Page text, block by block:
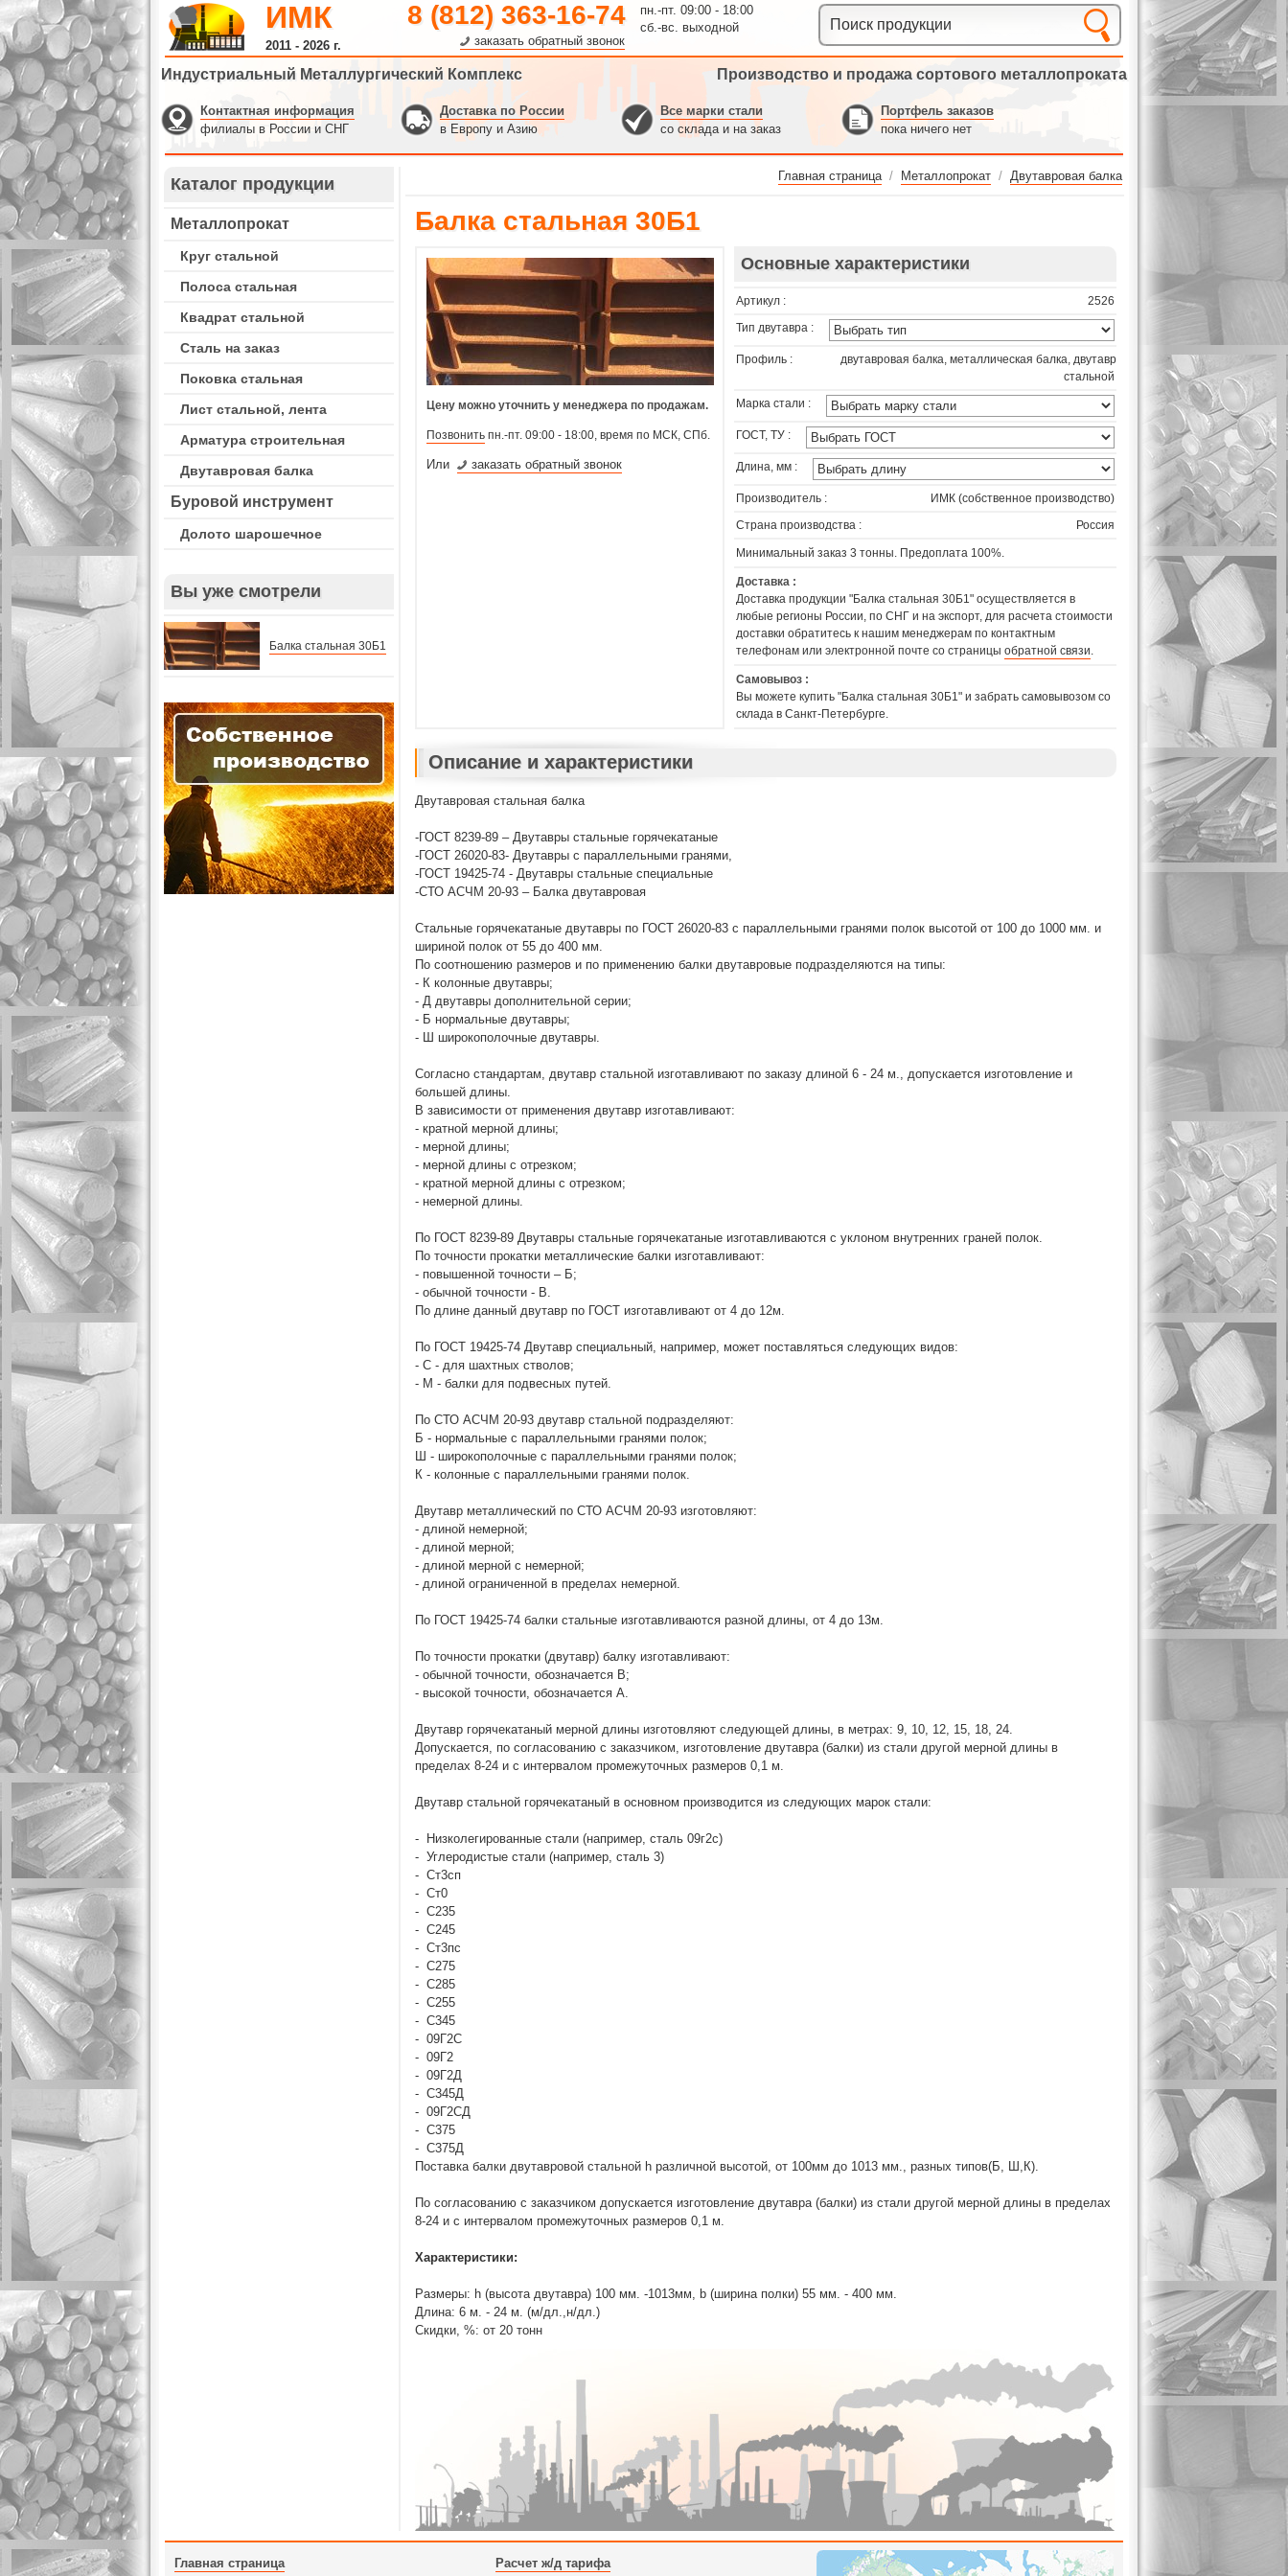
ИМК
2011 - 2026 г.
8 (812) 363-16-74
заказать обратный звонок
пн.-пт. 09:00 - 18:00
сб.-вс. выходной
Индустриальный Металлургический Комплекс Производство и продажа сортового металлопроката
Контактная информация
филиалы в России и СНГ
Доставка по России
в Европу и Азию
Все марки стали
со склада и на заказ
Портфель заказов
пока ничего нет
Каталог продукции
Металлопрокат
Круг стальной
Полоса стальная
Квадрат стальной
Сталь на заказ
Поковка стальная
Лист стальной, лента
Арматура строительная
Двутавровая балка
Буровой инструмент
Долото шарошечное
Вы уже смотрели
Балка стальная 30Б1
Главная страница / Металлопрокат / Двутавровая балка
Балка стальная 30Б1
Цену можно уточнить у менеджера по продажам.
Позвонить пн.-пт. 09:00 - 18:00, время по МСК, СПб.
Или заказать обратный звонок
Основные характеристики
Артикул :
2526
Тип двутавра :
Профиль :
двутавровая балка, металлическая балка, двутавр
стальной
Марка стали :
ГОСТ, ТУ :
Длина, мм :
Производитель :
ИМК (собственное производство)
Страна производства :
Россия
Минимальный заказ 3 тонны. Предоплата 100%.
Доставка :
Доставка продукции "Балка стальная 30Б1" осуществляется в
любые регионы России, по СНГ и на экспорт, для расчета стоимости
доставки обратитесь к нашим менеджерам по контактным
телефонам или электронной почте со страницы обратной связи.
Самовывоз :
Вы можете купить "Балка стальная 30Б1" и забрать самовывозом со
склада в Санкт-Петербурге.
Описание и характеристики
Двутавровая стальная балка
-ГОСТ 8239-89 – Двутавры стальные горячекатаные
-ГОСТ 26020-83- Двутавры с параллельными гранями,
-ГОСТ 19425-74 - Двутавры стальные специальные
-СТО АСЧМ 20-93 – Балка двутавровая
Стальные горячекатаные двутавры по ГОСТ 26020-83 с параллельными гранями полок высотой от 100 до 1000 мм. и
шириной полок от 55 до 400 мм.
По соотношению размеров и по применению балки двутавровые подразделяются на типы:
- К колонные двутавры;
- Д двутавры дополнительной серии;
- Б нормальные двутавры;
- Ш широкополочные двутавры.
Согласно стандартам, двутавр стальной изготавливают по заказу длиной 6 - 24 м., допускается изготовление и
большей длины.
В зависимости от применения двутавр изготавливают:
- кратной мерной длины;
- мерной длины;
- мерной длины с отрезком;
- кратной мерной длины с отрезком;
- немерной длины.
По ГОСТ 8239-89 Двутавры стальные горячекатаные изготавливаются с уклоном внутренних граней полок.
По точности прокатки металлические балки изготавливают:
- повышенной точности – Б;
- обычной точности - В.
По длине данный двутавр по ГОСТ изготавливают от 4 до 12м.
По ГОСТ 19425-74 Двутавр специальный, например, может поставляться следующих видов:
- С - для шахтных стволов;
- М - балки для подвесных путей.
По СТО АСЧМ 20-93 двутавр стальной подразделяют:
Б - нормальные с параллельными гранями полок;
Ш - широкополочные с параллельными гранями полок;
К - колонные с параллельными гранями полок.
Двутавр металлический по СТО АСЧМ 20-93 изготовляют:
- длиной немерной;
- длиной мерной;
- длиной мерной с немерной;
- длиной ограниченной в пределах немерной.
По ГОСТ 19425-74 балки стальные изготавливаются разной длины, от 4 до 13м.
По точности прокатки (двутавр) балку изготавливают:
- обычной точности, обозначается В;
- высокой точности, обозначается А.
Двутавр горячекатаный мерной длины изготовляют следующей длины, в метрах: 9, 10, 12, 15, 18, 24.
Допускается, по согласованию с заказчиком, изготовление двутавра (балки) из стали другой мерной длины в
пределах 8-24 и с интервалом промежуточных размеров 0,1 м.
Двутавр стальной горячекатаный в основном производится из следующих марок стали:
- Низколегированные стали (например, сталь 09г2с)
- Углеродистые стали (например, сталь 3)
- Ст3сп
- Ст0
- С235
- С245
- Ст3пс
- С275
- С285
- С255
- С345
- 09Г2С
- 09Г2
- 09Г2Д
- С345Д
- 09Г2СД
- С375
- С375Д
Поставка балки двутавровой стальной h различной высотой, от 100мм до 1013 мм., разных типов(Б, Ш,К).
По согласованию с заказчиком допускается изготовление двутавра (балки) из стали другой мерной длины в пределах
8-24 и с интервалом промежуточных размеров 0,1 м.
Характеристики:
Размеры: h (высота двутавра) 100 мм. -1013мм, b (ширина полки) 55 мм. - 400 мм.
Длина: 6 м. - 24 м. (м/дл.,н/дл.)
Скидки, %: от 20 тонн
Главная страница Расчет ж/д тарифа